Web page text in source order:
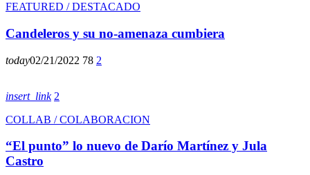
FEATURED / DESTACADO
Candeleros y su no-amenaza cumbiera
today02/21/2022 78 2
insert_link 2
COLLAB / COLABORACION
“El punto” lo nuevo de Darío Martínez y Jula
Castro